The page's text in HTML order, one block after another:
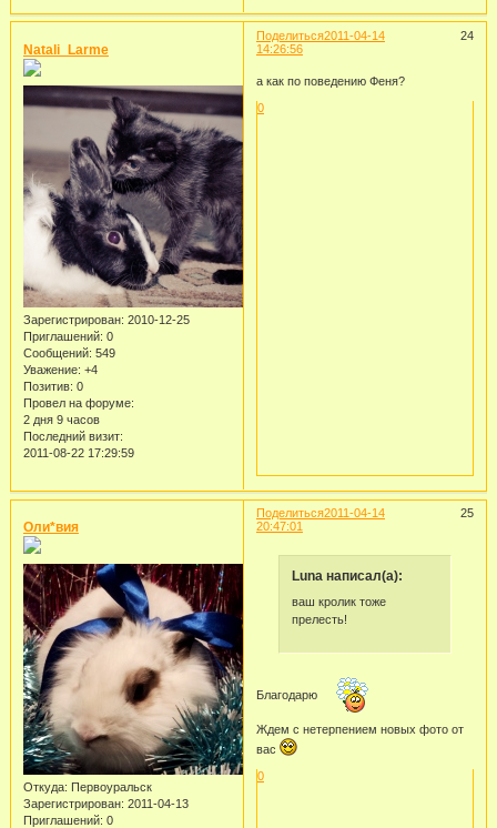
Поделиться 24
2011-04-14
14:26:56
Natali_Larme
Зарегистрирован: 2010-12-25
Приглашений: 0
Сообщений: 549
Уважение: +4
Позитив: 0
Провел на форуме:
2 дня 9 часов
Последний визит:
2011-08-22 17:29:59
а как по поведению Феня?
0
Поделиться 25
2011-04-14
20:47:01
Оли*вия
Откуда: Первоуральск
Зарегистрирован: 2011-04-13
Приглашений: 0
Luna написал(а):
ваш кролик тоже
прелесть!
Благодарю
Ждем с нетерпением новых фото от
вас
0